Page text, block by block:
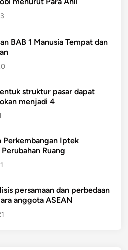
BAB 1 Manusia Tempat dan
struktur pasar dapat
menjadi 4
Perkembangan Iptek
Ruang
persamaan dan perbedaan
anggota ASEAN